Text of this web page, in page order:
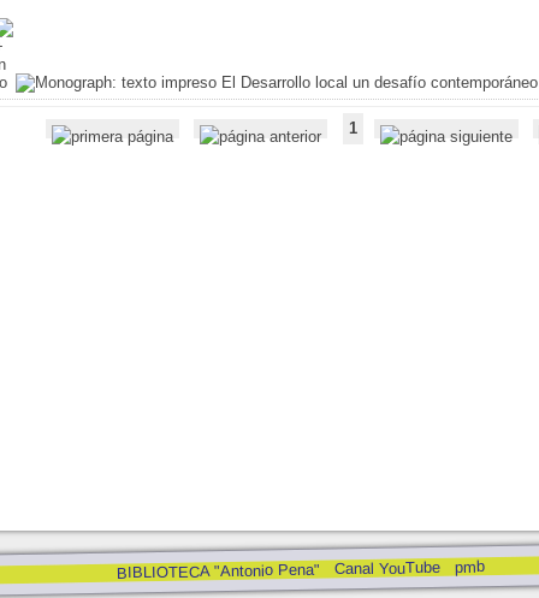
El Desarrollo local un desafío contemporáneo
1
BIBLIOTECA "Antonio Pena" Canal YouTube pmb